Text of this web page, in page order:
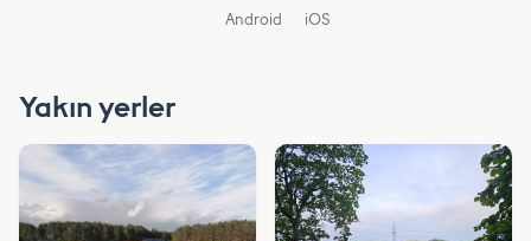
Android iOS
Yakın yerler